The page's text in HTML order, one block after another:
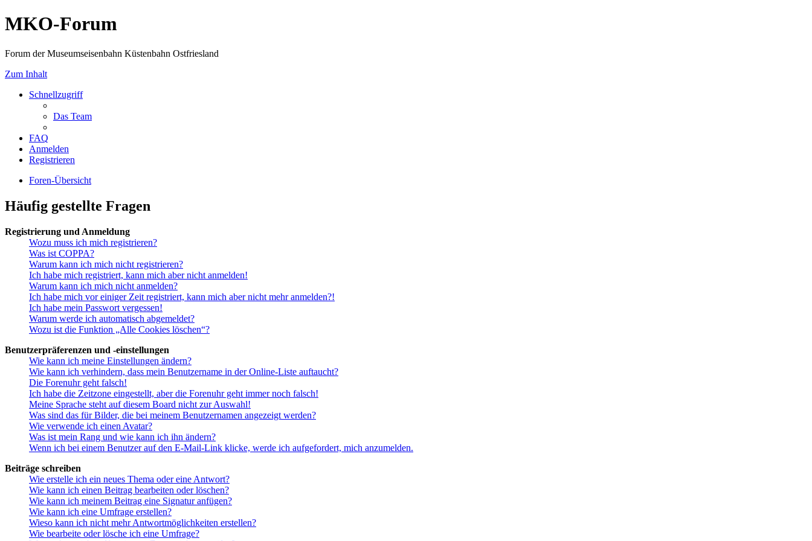
MKO-Forum
Forum der Museumseisenbahn Küstenbahn Ostfriesland
Zum Inhalt
Schnellzugriff
Das Team
FAQ
Anmelden
Registrieren
Foren-Übersicht
Häufig gestellte Fragen
Registrierung und Anmeldung
Wozu muss ich mich registrieren?
Was ist COPPA?
Warum kann ich mich nicht registrieren?
Ich habe mich registriert, kann mich aber nicht anmelden!
Warum kann ich mich nicht anmelden?
Ich habe mich vor einiger Zeit registriert, kann mich aber nicht mehr anmelden?!
Ich habe mein Passwort vergessen!
Warum werde ich automatisch abgemeldet?
Wozu ist die Funktion „Alle Cookies löschen“?
Benutzerpräferenzen und -einstellungen
Wie kann ich meine Einstellungen ändern?
Wie kann ich verhindern, dass mein Benutzername in der Online-Liste auftaucht?
Die Forenuhr geht falsch!
Ich habe die Zeitzone eingestellt, aber die Forenuhr geht immer noch falsch!
Meine Sprache steht auf diesem Board nicht zur Auswahl!
Was sind das für Bilder, die bei meinem Benutzernamen angezeigt werden?
Wie verwende ich einen Avatar?
Was ist mein Rang und wie kann ich ihn ändern?
Wenn ich bei einem Benutzer auf den E-Mail-Link klicke, werde ich aufgefordert, mich anzumelden.
Beiträge schreiben
Wie erstelle ich ein neues Thema oder eine Antwort?
Wie kann ich einen Beitrag bearbeiten oder löschen?
Wie kann ich meinem Beitrag eine Signatur anfügen?
Wie kann ich eine Umfrage erstellen?
Wieso kann ich nicht mehr Antwortmöglichkeiten erstellen?
Wie bearbeite oder lösche ich eine Umfrage?